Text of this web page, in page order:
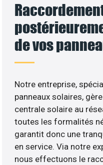
de vos
Notre entreprise,
panneaux solaires,
centrale solaire au
toutes les formalités
garantit donc une
en service. Via notre
nous effectuons le